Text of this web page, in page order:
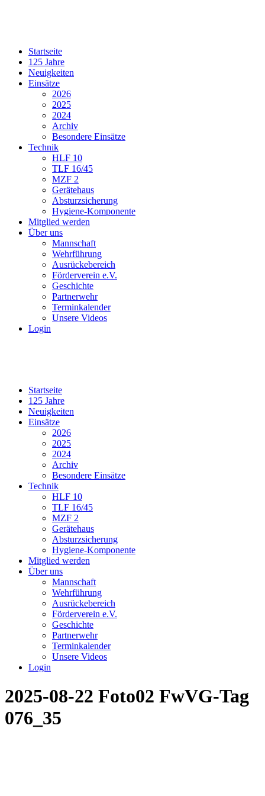
Startseite
125 Jahre
Neuigkeiten
Einsätze
2026
2025
2024
Archiv
Besondere Einsätze
Technik
HLF 10
TLF 16/45
MZF 2
Gerätehaus
Absturzsicherung
Hygiene-Komponente
Mitglied werden
Über uns
Mannschaft
Wehrführung
Ausrückebereich
Förderverein e.V.
Geschichte
Partnerwehr
Terminkalender
Unsere Videos
Login
Startseite
125 Jahre
Neuigkeiten
Einsätze
2026
2025
2024
Archiv
Besondere Einsätze
Technik
HLF 10
TLF 16/45
MZF 2
Gerätehaus
Absturzsicherung
Hygiene-Komponente
Mitglied werden
Über uns
Mannschaft
Wehrführung
Ausrückebereich
Förderverein e.V.
Geschichte
Partnerwehr
Terminkalender
Unsere Videos
Login
2025-08-22 Foto02 FwVG-Tag
076_35